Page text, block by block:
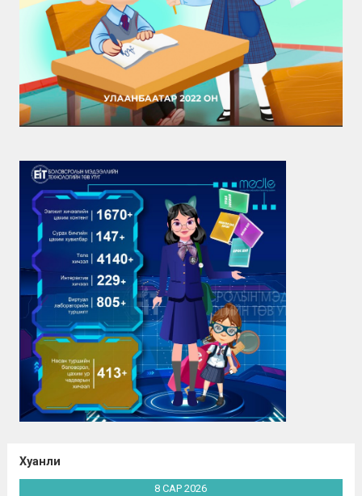
Хуанли
8 САР 2026